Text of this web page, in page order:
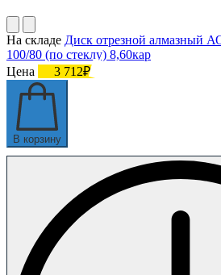
На складе Диск отрезной алмазный
100/80 (по стеклу) 8,60кар
Цена
3 712₽
В корзину